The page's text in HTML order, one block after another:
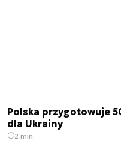
Polska przygotowuje
dla Ukrainy
2 min.